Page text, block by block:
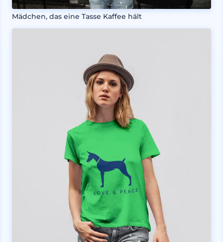
Mädchen, das eine Tasse Kaffee hält